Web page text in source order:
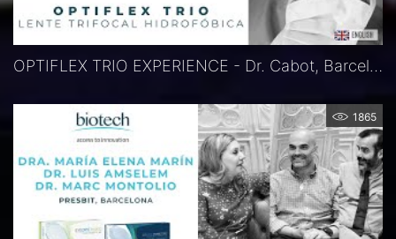
OPTIFLEX TRIO EXPERIENCE - Dr. Cabot, Barcelona, Spanien
1865